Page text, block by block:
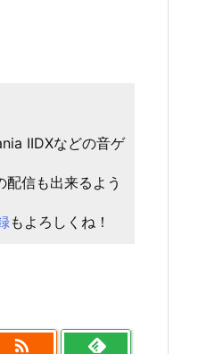
IIDXなどの音ゲ
信も出来るよう
もよろしくね！
